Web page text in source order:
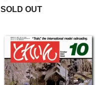
SOLD OUT